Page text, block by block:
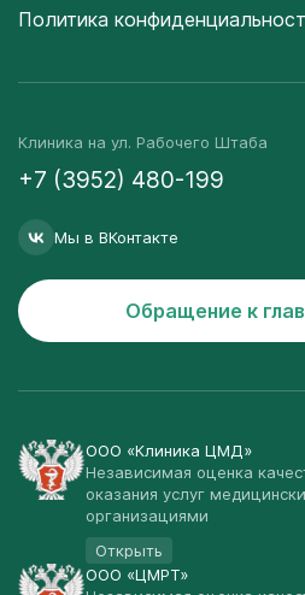
Политика
Клиника на ул. Рабочего Штаба
+7 (3952) 480-199
Мы в ВКонтакте
Обращение к
ООО «Клиника ЦМД»
Независимая оценка
оказания услуг
организациями
Открыть
ООО «ЦМРТ»